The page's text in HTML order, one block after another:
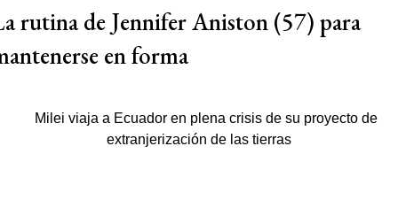
rutina de Jennifer Aniston (57) para
en forma